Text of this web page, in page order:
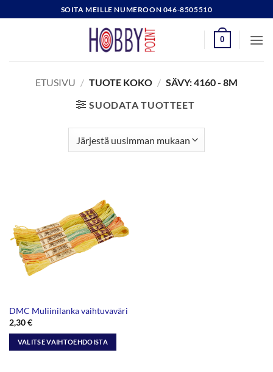
to
SOITA MEILLE NUMEROON 046-8505510
0
ETUSIVU / TUOTE KOKO / SÄVY: 4160 - 8M
SUODATA TUOTTEET
DMC Muliinilanka vaihtuvaväri
2,30€
VALITSE VAIHTOEHDOISTA